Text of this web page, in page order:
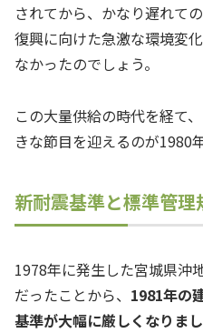
されてから、かなり遅れて
復興に向けた急激な環境変
なかったのでしょう。
この大量供給の時代を経て
きな節目を迎えるのが1980
新耐震基準と標準管理
1978年に発生した宮城県沖
だったことから、 1981年の
基準が大幅に厳しくなりまし